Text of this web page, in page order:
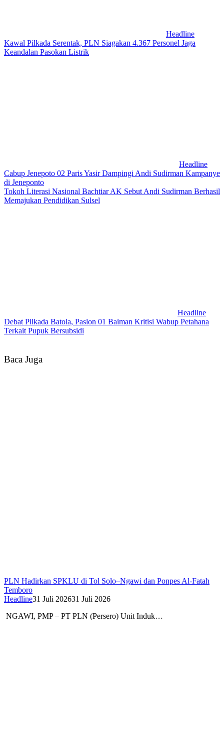
Headline
Kawal Pilkada Serentak, PLN Siagakan 4.367 Personel Jaga
Keandalan Pasokan Listrik
Headline
Cabup Jenepoto 02 Paris Yasir Dampingi Andi Sudirman Kampanye
di Jeneponto
Tokoh Literasi Nasional Bachtiar AK Sebut Andi Sudirman Berhasil
Memajukan Pendidikan Sulsel
Headline
Debat Pilkada Batola, Paslon 01 Baiman Kritisi Wabup Petahana
Terkait Pupuk Bersubsidi
Baca Juga
PLN Hadirkan SPKLU di Tol Solo–Ngawi dan Ponpes Al-Fatah
Temboro
Headline31 Juli 202631 Juli 2026
NGAWI, PMP – PT PLN (Persero) Unit Induk…